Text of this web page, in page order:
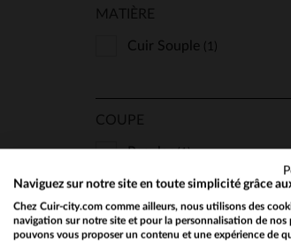
MATIÈRE
Cuir Souple (1)
COUPE
Regular(1)
TYPE
Naviguez sur notre site en toute simplicité grâce
Chez Cuir-city.com comme ailleurs, nous utilisons des
navigation sur notre site et pour la personnalisation de nos
pouvons vous proposer un contenu et une expérience de